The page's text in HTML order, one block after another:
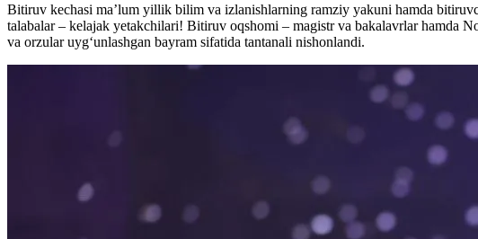
Bitiruv kechasi ma’lum yillik bilim va izlanishlarning ramziy yakuni hamda
talabalar – kelajak yetakchilari! Bitiruv oqshomi – magistr va bakalavrlar hamda
va orzular uyg‘unlashgan bayram sifatida tantanali nishonlandi.